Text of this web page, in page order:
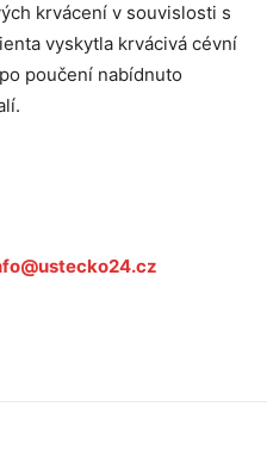
krvácení v souvislosti s
vyskytla krvácivá cévní
poučení nabídnuto